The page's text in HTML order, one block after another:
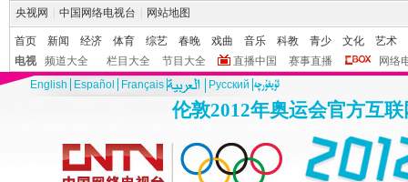
央视网 中国网络电视台 网站地图
首页 新闻 经济 体育 综艺 春晚 戏曲 音乐 科教 青少 文化
艺术
电视
频道大全 栏目大全 节目大全 直播中国 赛事直播
网络
English
Español Français Pусский
伦敦2012年奥运会官方互